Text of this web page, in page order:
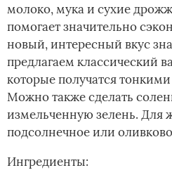
молоко, мука и сухие
помогает значительно
новый, интересный вкус
предлагаем классический
которые получатся
Можно также сделать
измельченную зелень. Для
подсолнечное или
Ингредиенты: